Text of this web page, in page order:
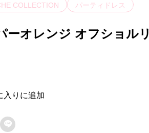
COLLECTION パーティドレス
ーオレンジ オフショルリ
入りに追加
